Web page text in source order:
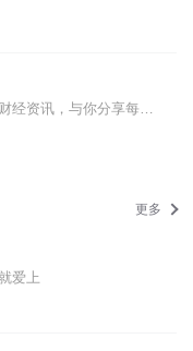
以客观、权威、独到、及时的财经资讯，与你分享每个重要时刻！A股每日复盘、大公司财报正在持续更新中！
更多
爱上